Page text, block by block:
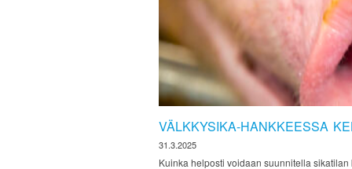
VÄLKKYSIKA-HANKKEESSA
31.3.2025
Kuinka helposti voidaan suunnitella